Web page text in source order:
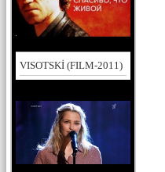
VISOTSKİ (FILM-2011)